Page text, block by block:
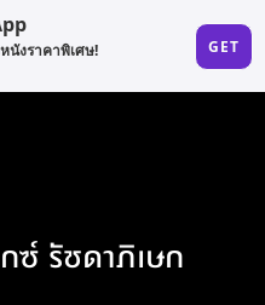
ซ์ รัชดาภิเษก